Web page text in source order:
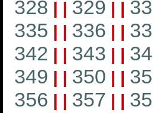
328 | | 329 | |
335 | | 336 | |
342 | | 343 | |
349 | | 350 | |
356 | | 357 | |